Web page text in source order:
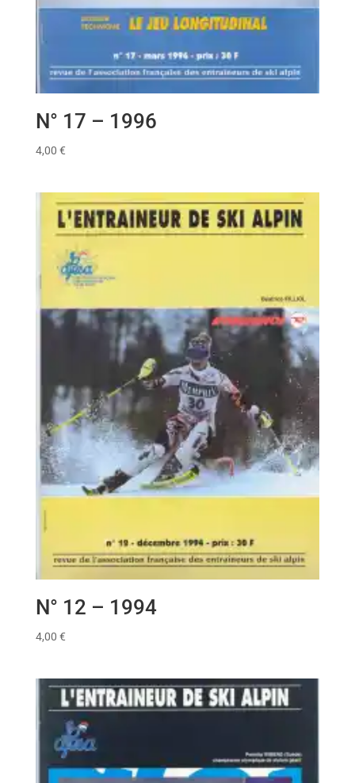
N° 17 – 1996
4,00 €
N° 12 – 1994
4,00 €